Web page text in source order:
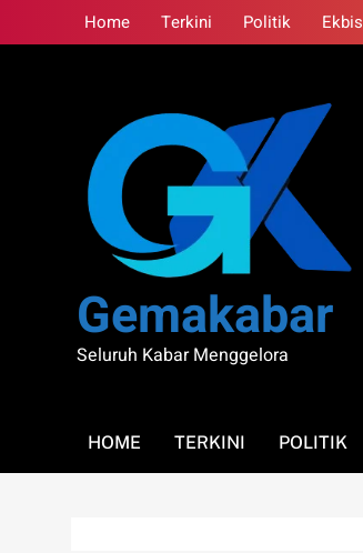
to
Home Terkini Politik Ekbis
Gemakabar
Seluruh Kabar Menggelora
HOME TERKINI POLITIK